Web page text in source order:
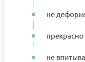
не
прекрасно
не